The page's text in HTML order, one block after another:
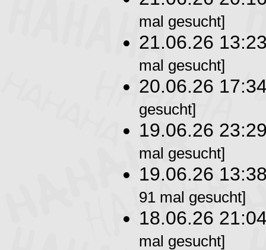
mal gesucht]
21.06.26
mal gesucht]
20.06.26
gesucht]
19.06.26
mal gesucht]
19.06.26
91 mal gesucht]
18.06.26
mal gesucht]